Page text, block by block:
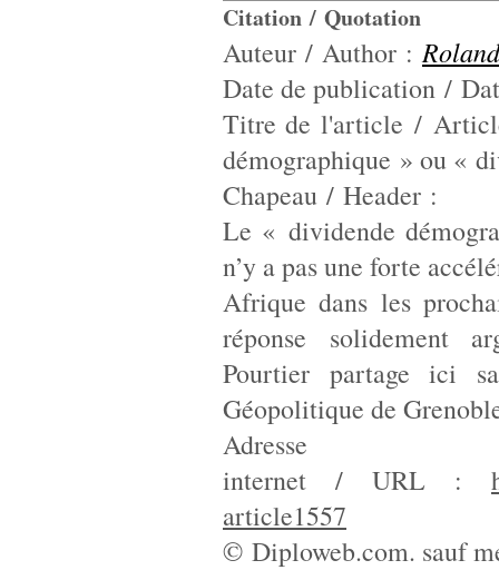
Citation / Quotation
Auteur / Author :
Date de publication /
Titre de l'article /
démographique » ou «
Chapeau / Header :
Le « dividende
n’y a pas une forte
Afrique dans les
réponse solidement
Pourtier partage ici
Géopolitique de
Adresse
internet / URL :
article1557
© Diploweb.com. sauf